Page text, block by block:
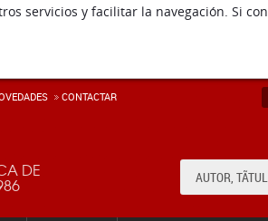
servicios y facilitar la navegación. Si
DE
CONTACTAR